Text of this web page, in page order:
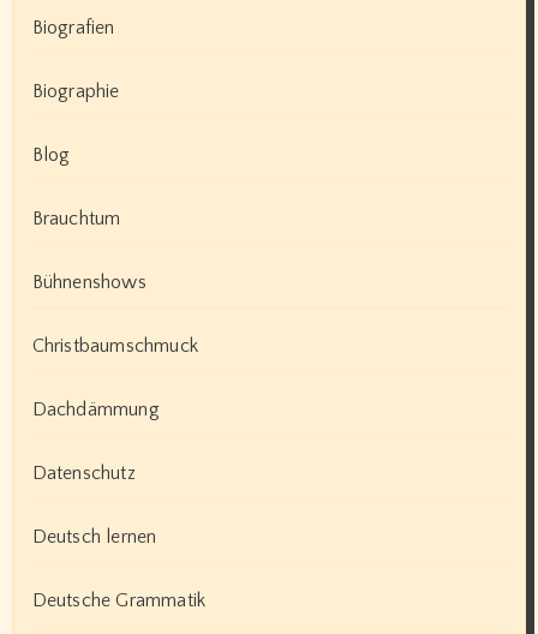
Biografien
Biographie
Blog
Brauchtum
Bühnenshows
Christbaumschmuck
Dachdämmung
Datenschutz
Deutsch lernen
Deutsche Grammatik